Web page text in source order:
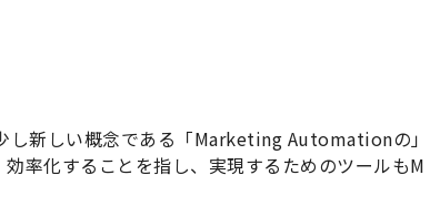
し新しい概念である「Marketing Automationの」
率化することを指し、実現するためのツールもM